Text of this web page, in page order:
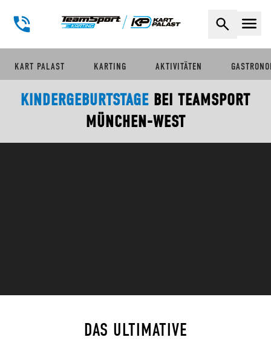
KART PALAST KARTING AKTIVITÄTEN
KINDERGEBURTSTAGE BEI TEAMSPORT
MÜNCHEN-WEST
DAS ULTIMATIVE